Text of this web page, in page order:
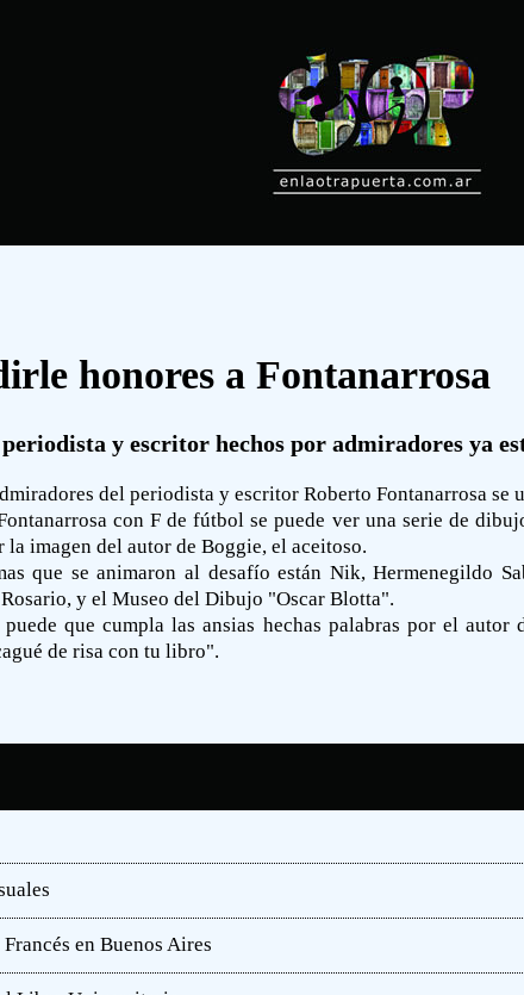
honores a Fontanarrosa
y escritor hechos por admiradores ya
del periodista y escritor Roberto Fontanarrosa
con F de fútbol se puede ver una serie de
la imagen del autor de Boggie, el aceitoso.
que se animaron al desafío están Nik, Hermenegildo
y el Museo del Dibujo "Oscar Blotta".
que cumpla las ansias hechas palabras por el
de risa con tu libro".
en Buenos Aires